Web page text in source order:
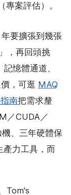
案評估）。
要擴張到幾張
，再回頭挑
憶體通道、
，可逛 MAQ
南把需求釐
／CUDA／
、三年硬體保
產力工具，而
Tom's